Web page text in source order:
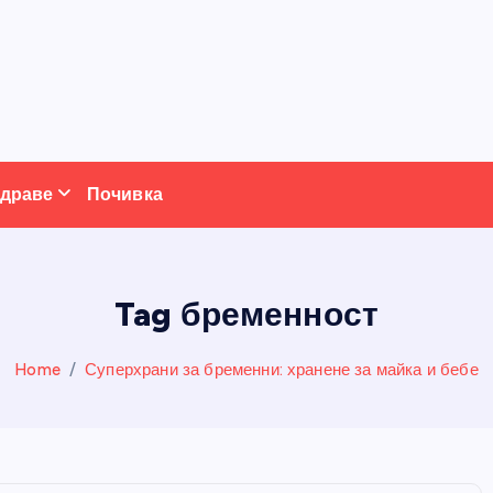
Почивка
Tag бременност
Home Суперхрани за бременни: хранене за майка и бебе